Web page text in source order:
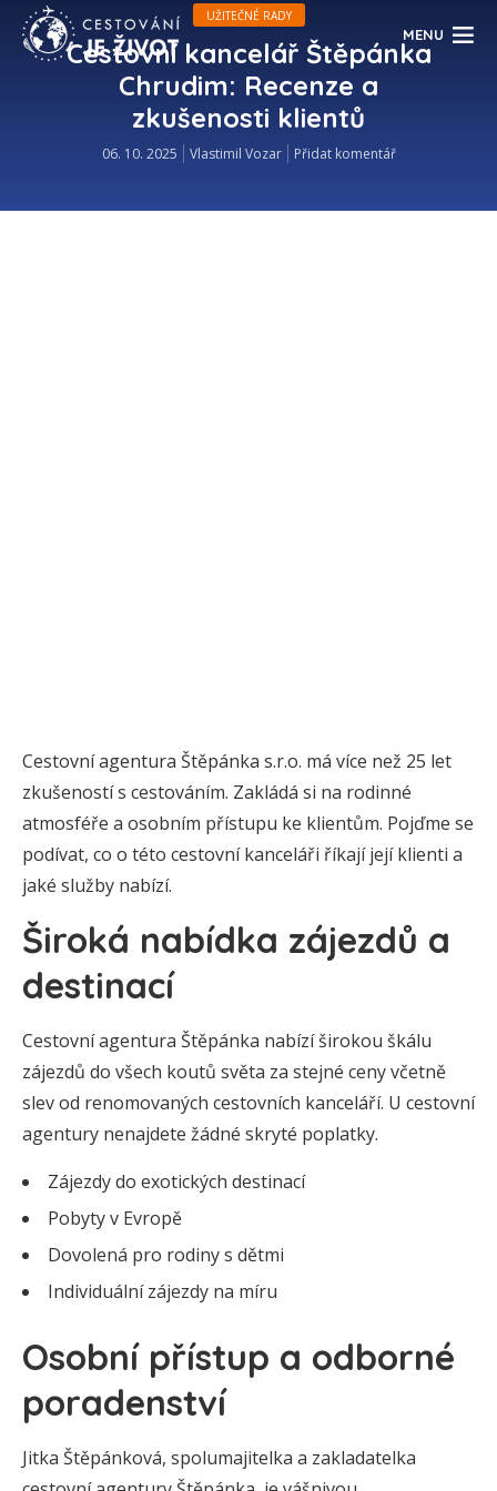
MENU
UŽITEČNÉ RADY
Cestovní kancelář Štěpánka
Chrudim: Recenze a
zkušenosti klientů
06. 10. 2025 Vlastimil Vozar Přidat komentář
Cestovní agentura Štěpánka s.r.o. má více než 25 let
zkušeností s cestováním. Zakládá si na rodinné
atmosféře a osobním přístupu ke klientům. Pojďme se
podívat, co o této cestovní kanceláři říkají její klienti a
jaké služby nabízí.
Široká nabídka zájezdů a
destinací
Cestovní agentura Štěpánka nabízí širokou škálu
zájezdů do všech koutů světa za stejné ceny včetně
slev od renomovaných cestovních kanceláří. U cestovní
agentury nenajdete žádné skryté poplatky.
Zájezdy do exotických destinací
Pobyty v Evropě
Dovolená pro rodiny s dětmi
Individuální zájezdy na míru
Osobní přístup a odborné
poradenství
Jitka Štěpánková, spolumajitelka a zakladatelka